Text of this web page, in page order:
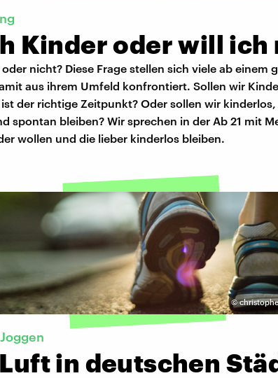
Kinder oder will ich
nicht? Diese Frage stellen sich viele ab einem
aus ihrem Umfeld konfrontiert. Sollen wir
der richtige Zeitpunkt? Oder sollen wir
spontan bleiben? Wir sprechen in der Ab 21 mit
wollen und die lieber kinderlos bleiben.
©
in deutschen